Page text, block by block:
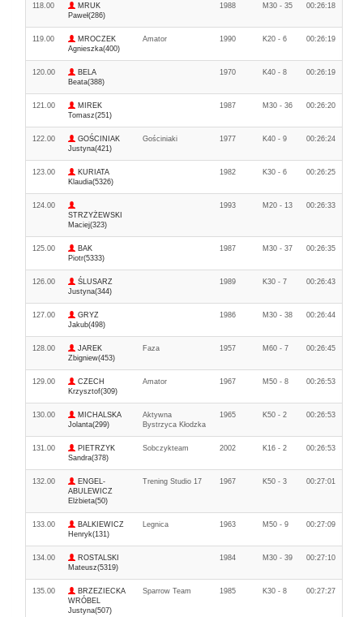
118.00
MRUK
Paweł(286)
1988 M30 - 35 00:26:18
119.00
MROCZEK
Agnieszka(400)
Amator 1990 K20 - 6 00:26:19
120.00
BELA
Beata(388)
1970 K40 - 8 00:26:19
121.00
MIREK
Tomasz(251)
1987 M30 - 36 00:26:20
122.00
GOŚCINIAK
Justyna(421)
Gościniaki 1977 K40 - 9 00:26:24
123.00
KURIATA
Klaudia(5326)
1982 K30 - 6 00:26:25
124.00
STRZYŻEWSKI
Maciej(323)
1993 M20 - 13 00:26:33
125.00
BAK
Piotr(5333)
1987 M30 - 37 00:26:35
126.00
ŚLUSARZ
Justyna(344)
1989 K30 - 7 00:26:43
127.00
GRYZ
Jakub(498)
1986 M30 - 38 00:26:44
128.00
JAREK
Zbigniew(453)
Faza 1957 M60 - 7 00:26:45
129.00
CZECH
Krzysztof(309)
Amator 1967 M50 - 8 00:26:53
130.00
MICHALSKA
Jolanta(299)
Aktywna
Bystrzyca Kłodzka
1965 K50 - 2 00:26:53
131.00
PIETRZYK
Sandra(378)
Sobczykteam 2002 K16 - 2 00:26:53
132.00
ENGEL-
ABULEWICZ
Elżbieta(50)
Trening Studio 17 1967 K50 - 3 00:27:01
133.00
BALKIEWICZ
Henryk(131)
Legnica 1963 M50 - 9 00:27:09
134.00
ROSTALSKI
Mateusz(5319)
1984 M30 - 39 00:27:10
135.00
BRZEZIECKA
WRÓBEL
Justyna(507)
Sparrow Team 1985 K30 - 8 00:27:27